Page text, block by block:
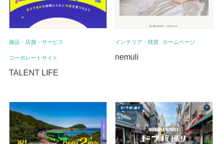
施設・店舗・サービス
コーポレートサイト
TALENT LIFE
インテリア・雑貨 ホームページ
nemuli